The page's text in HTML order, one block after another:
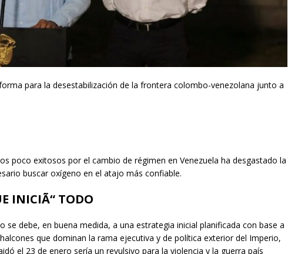
para la desestabilización de la frontera colombo-venezolana junto a
poco exitosos por el cambio de régimen en Venezuela ha desgastado la
buscar oxígeno en el atajo más confiable.
INICIÃ“ TODO
se debe, en buena medida, a una estrategia inicial planificada con base a
que dominan la rama ejecutiva y de política exterior del Imperio,
el 23 de enero sería un revulsivo para la violencia y la guerra país